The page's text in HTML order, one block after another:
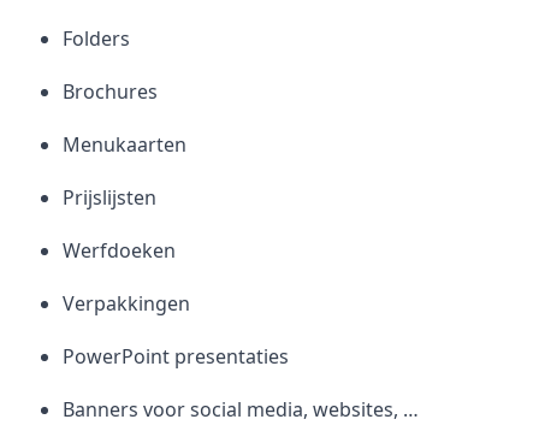
Folders
Brochures
Menukaarten
Prijslijsten
Werfdoeken
Verpakkingen
PowerPoint presentaties
Banners voor social media, websites, …